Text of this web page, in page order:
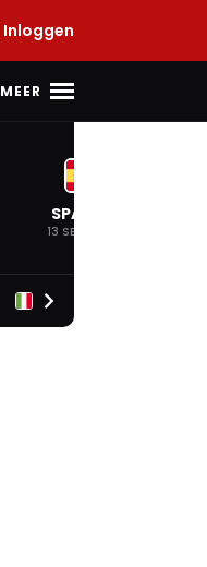
Inloggen
MEER
SPANJE
13 SEP. 2026